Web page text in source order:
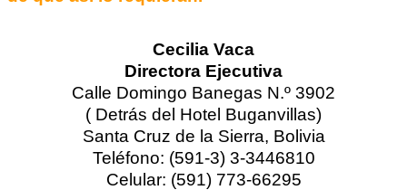
Cecilia Vaca
Directora Ejecutiva
Calle Domingo Banegas N.º 3902
( Detrás del Hotel Buganvillas)
Santa Cruz de la Sierra, Bolivia
Teléfono: (591-3) 3-3446810
Celular: (591) 773-66295